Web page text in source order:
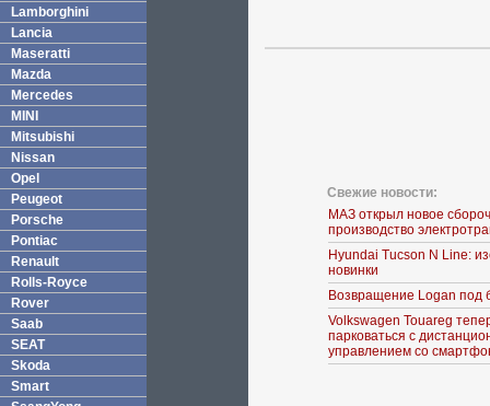
Lamborghini
Lancia
Maseratti
Mazda
Mercedes
MINI
Mitsubishi
Nissan
Opel
Peugeot
Porsche
Pontiac
Renault
Rolls-Royce
Rover
Saab
SEAT
Skoda
Smart
Свежие новости:
МАЗ открыл новое
производство
Hyundai Tucson N Line:
новинки
Возвращение Logan под
Volkswagen Touareg
парковаться с
управлением со